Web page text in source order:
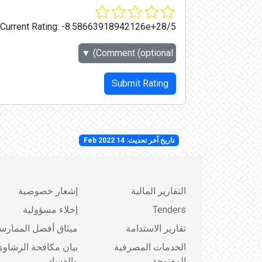
Current Rating: -8.58663918942126e+28/5
Comment (optional)
▼
Submit Rating
تاريخ آخر تحديث: 14 Feb 2022
التقارير المالية
Tenders
تقارير الاستدامة
الخدمات المصرفية
إشعار خصوصية
إخلاء مسؤولية
ميثاق أفضل
بيان مكافحة